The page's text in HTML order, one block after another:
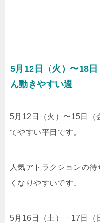
5月12日（火）〜18
ん動きやすい週
5月12日（火）〜15日（
てやすい平日です。
人気アトラクションの
くなりやすいです。
5月16日（土）・17日（